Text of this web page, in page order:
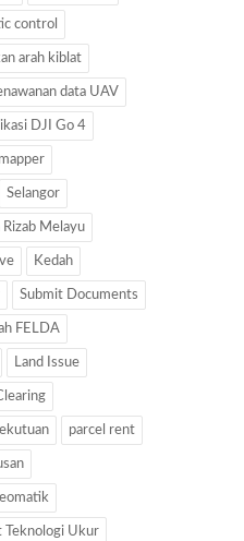
control
arah kiblat
data UAV
DJI Go 4
Selangor
Rizab Melayu
Kedah
Submit Documents
FELDA
Land Issue
parcel rent
Teknologi Ukur